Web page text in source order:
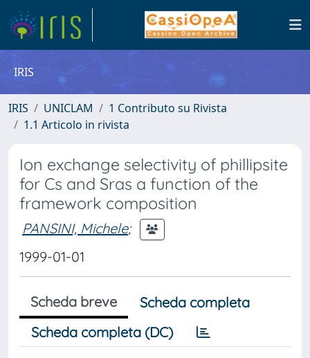
IRIS
IRIS UNICLAM
1 Contributo su Rivista
1.1 Articolo in rivista
Ion exchange selectivity of phillipsite
for Cs and Sras a function of the
framework composition
PANSINI, Michele;
1999-01-01
Scheda breve
Scheda completa
Scheda completa (DC)